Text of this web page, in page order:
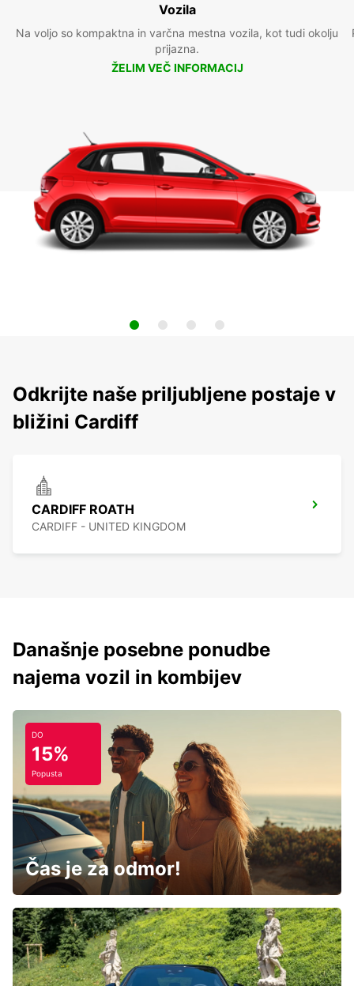
Vozila
Na voljo so kompaktna in varčna mestna vozila, kot tudi okolju
prijazna.
ŽELIM VEČ INFORMACIJ
Odkrijte naše priljubljene postaje v
bližini Cardiff
CARDIFF ROATH
CARDIFF - UNITED KINGDOM
Današnje posebne ponudbe
najema vozil in kombijev
DO
15%
Popusta
Čas je za odmor!